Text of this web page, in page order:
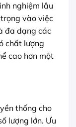
nghiệm lâu
vào việc
đa dạng các
chất lượng
cao hơn một
thống cho
lượng lớn. Ưu